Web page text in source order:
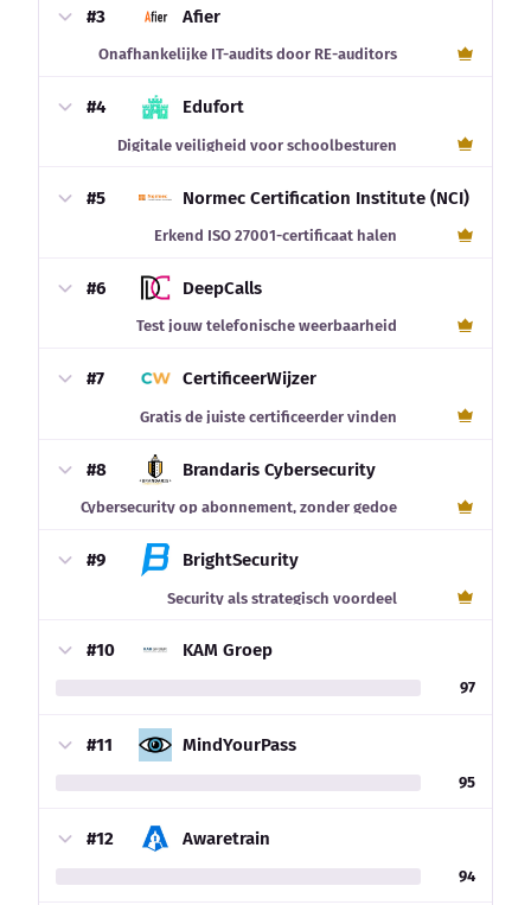
#3 Afier
Onafhankelijke IT-audits door RE-auditors
#4 Edufort
Digitale veiligheid voor schoolbesturen
#5 Normec Certification Institute (NCI)
Erkend ISO 27001-certificaat halen
#6 DeepCalls
Test jouw telefonische weerbaarheid
#7 CertificeerWijzer
Gratis de juiste certificeerder vinden
#8 Brandaris Cybersecurity
Cybersecurity op abonnement, zonder gedoe
#9 BrightSecurity
Security als strategisch voordeel
#10 KAM Groep
97
#11 MindYourPass
95
#12 Awaretrain
94